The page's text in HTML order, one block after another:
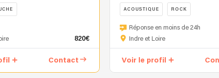
820€
Contact
ACOUSTIQUE ROCK
Vivre
l’instant
musique
Réponse en moins de 24h
Indre et Loire
Voir le profil